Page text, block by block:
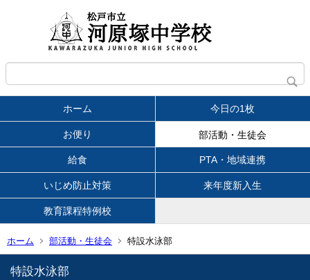
ホーム 今日の1枚
お便り 部活動・生徒会
給食 PTA・地域連携
いじめ防止対策 来年度新入生
教育課程特例校
ホーム 部活動・生徒会 特設水泳部
特設水泳部